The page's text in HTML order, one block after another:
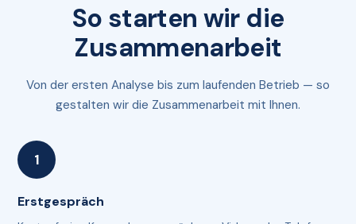
So starten wir die
Zusammenarbeit
Von der ersten Analyse bis zum laufenden Betrieb — so
gestalten wir die Zusammenarbeit mit Ihnen.
Erstgespräch